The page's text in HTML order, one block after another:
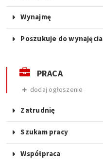
Wynajmę
Poszukuje do wynajęcia
PRACA
dodaj ogłoszenie
Zatrudnię
Szukam pracy
Współpraca